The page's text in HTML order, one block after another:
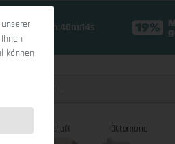
0h:40m:12s
Wohnlandschaft Ottomane
können